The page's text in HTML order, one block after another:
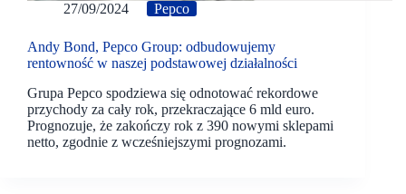
27/09/2024 Pepco
Andy Bond, Pepco Group: odbudowujemy
rentowność w naszej podstawowej działalności
Grupa Pepco spodziewa się odnotować rekordowe
przychody za cały rok, przekraczające 6 mld euro.
Prognozuje, że zakończy rok z 390 nowymi sklepami
netto, zgodnie z wcześniejszymi prognozami.